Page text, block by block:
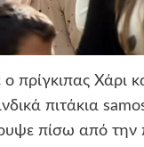
πρίγκιπας Χάρι
πιτάκια
πίσω από την